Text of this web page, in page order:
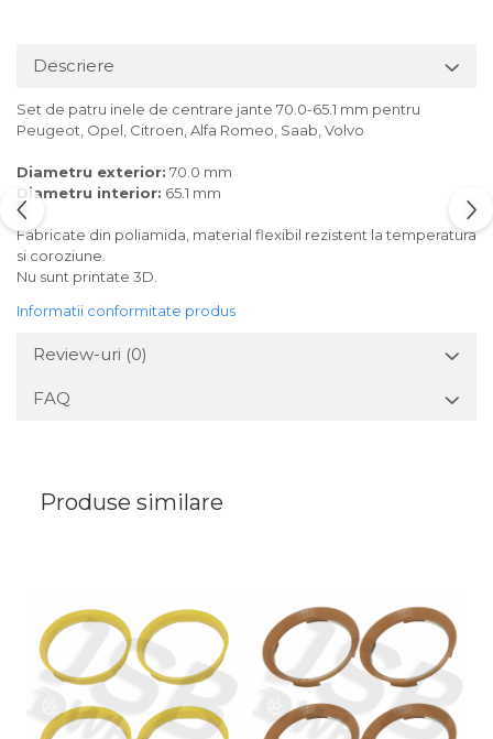
Descriere
Set de patru inele de centrare jante 70.0-65.1 mm pentru
Peugeot, Opel, Citroen, Alfa Romeo, Saab, Volvo
Diametru exterior: 70.0 mm
Diametru interior: 65.1 mm
Fabricate din poliamida, material flexibil rezistent la temperatura
si coroziune.
Nu sunt printate 3D.
Informatii conformitate produs
Review-uri (0)
FAQ
Produse similare